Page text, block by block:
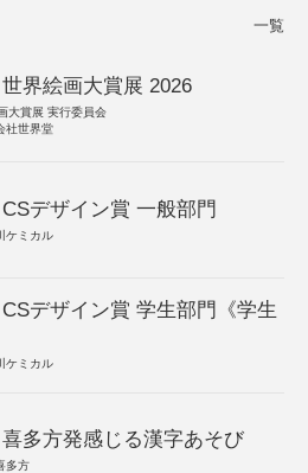
一覧
界絵画大賞展 2026
大賞展 実行委員会
社世界堂
デザイン賞 一般部門
ケミカル
デザイン賞 学生部門《学生
ケミカル
多方発感じる漢字あそび
多方